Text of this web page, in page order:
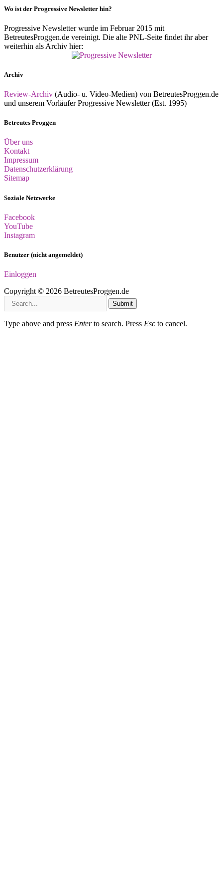
Wo ist der Progressive Newsletter hin?
Progressive Newsletter wurde im Februar 2015 mit
BetreutesProggen.de vereinigt. Die alte PNL-Seite findet ihr aber
weiterhin als Archiv hier:
Archiv
Review-Archiv (Audio- u. Video-Medien) von BetreutesProggen.de
und unserem Vorläufer Progressive Newsletter (Est. 1995)
Betreutes Proggen
Über uns
Kontakt
Impressum
Datenschutzerklärung
Sitemap
Soziale Netzwerke
Facebook
YouTube
Instagram
Benutzer (nicht angemeldet)
Einloggen
Copyright © 2026 BetreutesProggen.de
Submit
Type above and press Enterto search. Press Esc to cancel.